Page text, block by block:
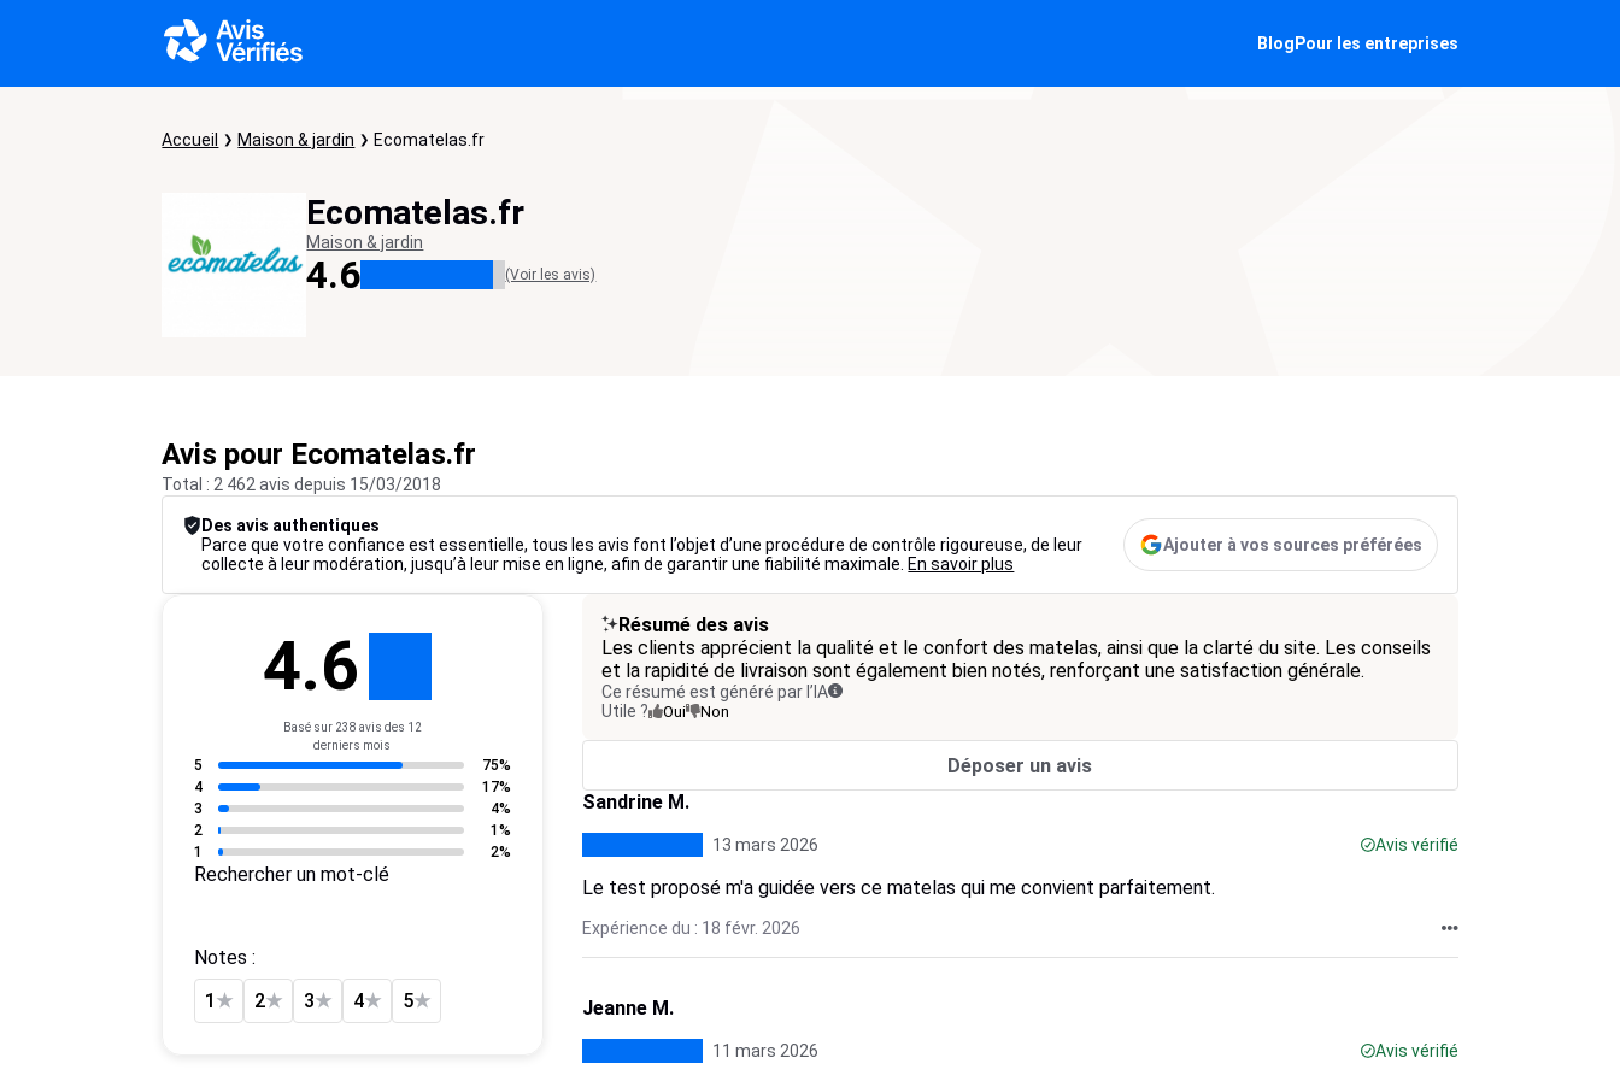
Blog Pour les entreprises
Accueil Maison & jardin Ecomatelas.fr
Ecomatelas.fr
Maison & jardin
4.6 (Voir les avis)
Avis pour Ecomatelas.fr
Total : 2 462 avis depuis 15/03/2018
Des avis authentiques
Parce que votre confiance est essentielle, tous les avis font l’objet d’une procédure de contrôle rigoureuse, de leur
collecte à leur modération, jusqu’à leur mise en ligne, afin de garantir une fiabilité maximale. En savoir plus
Ajouter à vos sources préférées
4.6
Basé sur 238 avis des 12
derniers mois
5
75%
4
17%
3
4%
2
1%
1
2%
Rechercher un mot-clé
Notes :
1 ★ 2★ 3★ 4★ 5★
Résumé des avis
Les clients apprécient la qualité et le confort des matelas, ainsi que la clarté du site. Les conseils
et la rapidité de livraison sont également bien notés, renforçant une satisfaction générale.
Ce résumé est généré par l’IA
Utile ?
Oui Non
Déposer un avis
Sandrine M.
13 mars 2026 Avis vérifié
Le test proposé m'a guidée vers ce matelas qui me convient parfaitement.
Expérience du : 18 févr. 2026
Jeanne M.
11 mars 2026 Avis vérifié